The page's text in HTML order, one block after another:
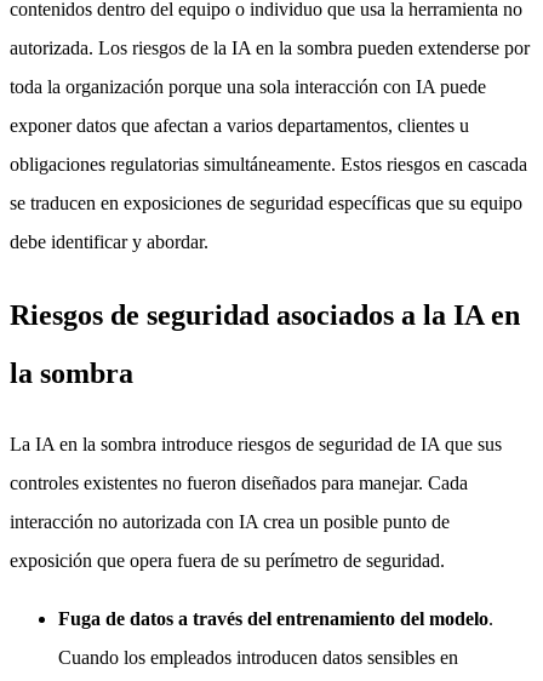
contenidos dentro del equipo o individuo que usa la herramienta no
autorizada. Los riesgos de la IA en la sombra pueden extenderse por
toda la organización porque una sola interacción con IA puede
exponer datos que afectan a varios departamentos, clientes u
obligaciones regulatorias simultáneamente. Estos riesgos en cascada
se traducen en exposiciones de seguridad específicas que su equipo
debe identificar y abordar.
Riesgos de seguridad asociados a la IA en
la sombra
La IA en la sombra introduce riesgos de seguridad de IA que sus
controles existentes no fueron diseñados para manejar. Cada
interacción no autorizada con IA crea un posible punto de
exposición que opera fuera de su perímetro de seguridad.
Fuga de datos a través del entrenamiento del modelo.
Cuando los empleados introducen datos sensibles en